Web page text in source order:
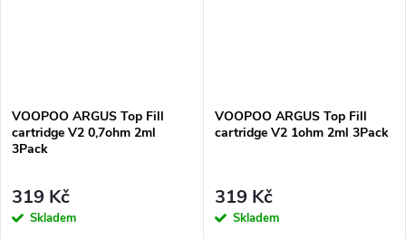
VOOPOO ARGUS Top Fill
cartridge V2 0,7ohm 2ml
3Pack
319 Kč
Skladem
VOOPOO ARGUS Top Fill
cartridge V2 1ohm 2ml 3Pack
319 Kč
Skladem